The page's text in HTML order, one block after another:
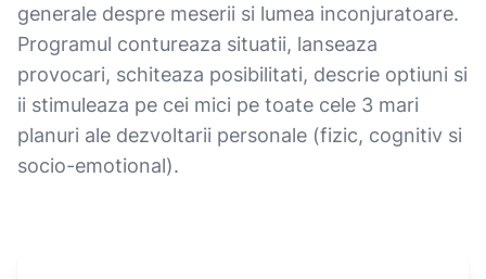
generale despre meserii si lumea inconjuratoare.
Programul contureaza situatii, lanseaza
provocari, schiteaza posibilitati, descrie optiuni si
ii stimuleaza pe cei mici pe toate cele 3 mari
planuri ale dezvoltarii personale (fizic, cognitiv si
socio-emotional).